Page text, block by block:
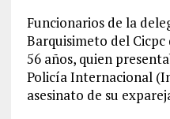
Funcionarios de la
Barquisimeto del Cicpc
56 años, quien
Policía Internacional
asesinato de su